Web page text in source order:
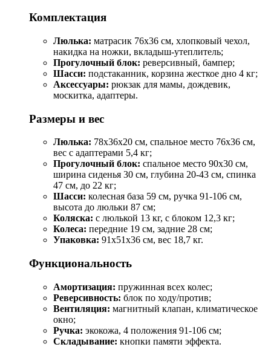
Комплектация
Люлька: матрасик 76x36 см, хлопковый чехол,
накидка на ножки, вкладыш-утеплитель;
Прогулочный блок: реверсивный, бампер;
Шасси: подстаканник, корзина жесткое дно 4 кг;
Аксессуары: рюкзак для мамы, дождевик,
москитка, адаптеры.
Размеры и вес
Люлька: 78x36x20 см, спальное место 76x36 см,
вес с адаптерами 5,4 кг;
Прогулочный блок: спальное место 90x30 см,
ширина сиденья 30 см, глубина 20-43 см, спинка
47 см, до 22 кг;
Шасси: колесная база 59 см, ручка 91-106 см,
высота до люльки 87 см;
Коляска: с люлькой 13 кг, с блоком 12,3 кг;
Колеса: передние 19 см, задние 28 см;
Упаковка: 91x51x36 см, вес 18,7 кг.
Функциональность
Амортизация: пружинная всех колес;
Реверсивность: блок по ходу/против;
Вентиляция: магнитный клапан, климатическое
окно;
Ручка: экокожа, 4 положения 91-106 см;
Складывание: кнопки памяти эффекта.